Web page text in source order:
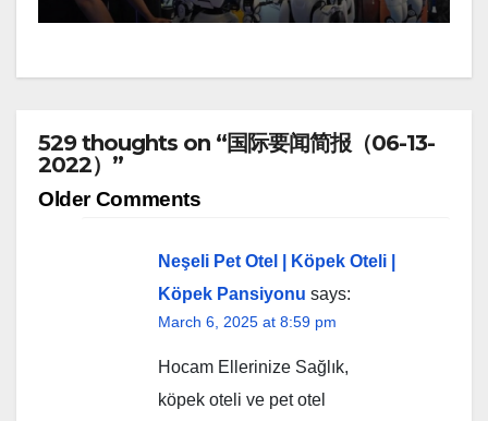
529 thoughts on “国际要闻简报（06-13-
2022）”
Comment
Older Comments
Neşeli Pet Otel | Köpek Oteli |
Köpek Pansiyonu says:
March 6, 2025 at 8:59 pm
Hocam Ellerinize Sağlık,
köpek oteli ve pet otel